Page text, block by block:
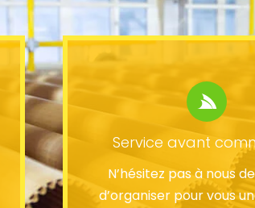
Service avant
N’hésitez pas à nous
d’organiser pour vous